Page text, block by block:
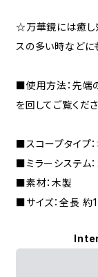
☆万華鏡には癒し
スの多い時などに
■使用方法：先端
を回してご覧くださ
■スコープタイプ
■ミラーシステム：
■素材：木製
■サイズ：全長 約